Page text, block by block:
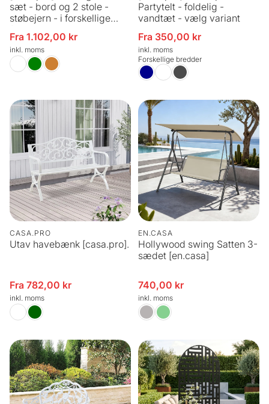
sæt - bord og 2 stole -
støbejern - i forskellige
Udsalgspris
Fra 1.102,00 kr
inkl. moms
Partytelt - foldelig -
vandtæt - vælg variant
Udsalgspris
Fra 350,00 kr
inkl. moms
Forskellige bredder
CASA.PRO
Utav havebænk [casa.pro].
Udsalgspris
Fra 782,00 kr
inkl. moms
EN.CASA
Hollywood swing Satten 3-
sædet [en.casa]
Udsalgspris
740,00 kr
inkl. moms